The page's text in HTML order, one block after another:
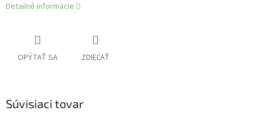
Detailné informácie
OPÝTAŤ SA ZDIEĽAŤ
Súvisiaci tovar